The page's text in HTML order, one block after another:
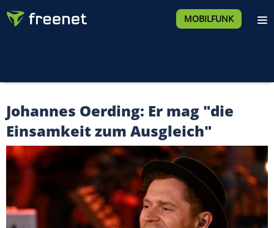
MOBILFUNK
Johannes Oerding: Er mag "die
Einsamkeit zum Ausgleich"